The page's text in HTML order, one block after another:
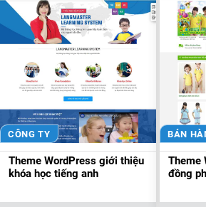
CÔNG TY
Theme WordPress giới thiệu
khóa học tiếng anh
BÁN
Theme
đồng